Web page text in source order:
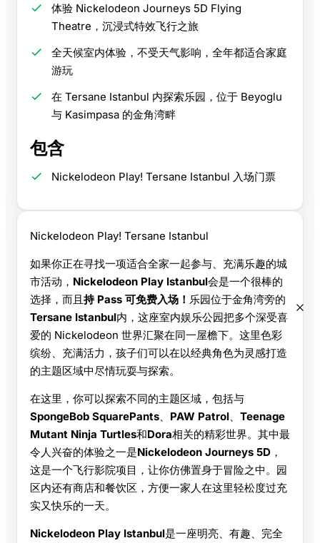
体验 Nickelodeon Journeys 5D Flying
Theatre，沉浸式特效飞行之旅
全天候室内体验，不受天气影响，全年都适合家庭
游玩
在 Tersane Istanbul 内探索乐园，位于 Beyoglu
与 Kasimpasa 的金角湾畔
包含
Nickelodeon Play! Tersane Istanbul 入场门票
Nickelodeon Play! Tersane Istanbul
如果你正在寻找一项适合全家一起参与、充满乐趣的城
市活动， Nickelodeon Play Istanbul会是一个很棒的
选择，而且持 Pass 可免费入场！ 乐园位于金角湾旁的
Tersane Istanbul内，这座室内娱乐公园把多个深受喜
爱的 Nickelodeon 世界汇聚在同一屋檐下。这里色彩
缤纷、充满活力，孩子们可以在以经典角色为灵感打造
的主题区域中尽情玩耍与探索。
在这里，你可以探索不同的主题区域，包括与
SpongeBob SquarePants、 PAW Patrol、 Teenage
Mutant Ninja Turtles和Dora相关的精彩世界。其中最
令人兴奋的体验之一是Nickelodeon Journeys 5D ，
这是一个飞行影院项目，让你仿佛置身于冒险之中。园
区内还有商店和餐饮区，方便一家人在这里轻松度过充
实又快乐的一天。
Nickelodeon Play Istanbul是一座明亮、有趣、完全